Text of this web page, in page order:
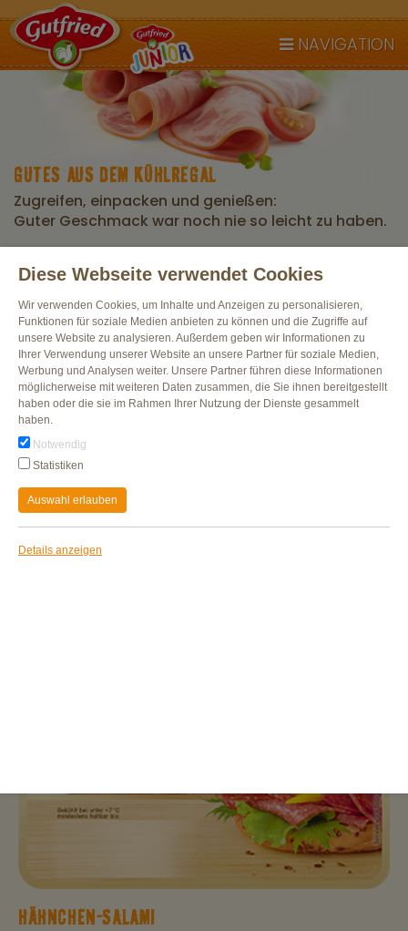
NAVIGATION
GUTES AUS DEM KÜHLREGAL
Zugreifen, einpacken und genießen:
Guter Geschmack war noch nie so leicht zu haben.
HÄHNCHEN-SALAMI
Diese Webseite verwendet Cookies
Wir verwenden Cookies, um Inhalte und Anzeigen zu personalisieren,
Funktionen für soziale Medien anbieten zu können und die Zugriffe auf
unsere Website zu analysieren. Außerdem geben wir Informationen zu
Ihrer Verwendung unserer Website an unsere Partner für soziale Medien,
Werbung und Analysen weiter. Unsere Partner führen diese Informationen
möglicherweise mit weiteren Daten zusammen, die Sie ihnen bereitgestellt
haben oder die sie im Rahmen Ihrer Nutzung der Dienste gesammelt
haben.
Notwendig
Statistiken
Auswahl erlauben
Details anzeigen